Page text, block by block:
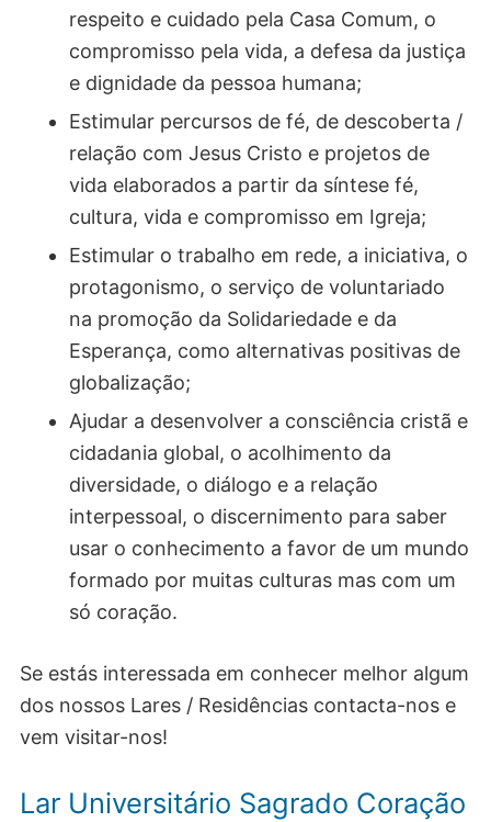
respeito e cuidado pela Casa Comum, o
compromisso pela vida, a defesa da justiça
e dignidade da pessoa humana;
Estimular percursos de fé, de descoberta /
relação com Jesus Cristo e projetos de
vida elaborados a partir da síntese fé,
cultura, vida e compromisso em Igreja;
Estimular o trabalho em rede, a iniciativa, o
protagonismo, o serviço de voluntariado
na promoção da Solidariedade e da
Esperança, como alternativas positivas de
globalização;
Ajudar a desenvolver a consciência cristã e
cidadania global, o acolhimento da
diversidade, o diálogo e a relação
interpessoal, o discernimento para saber
usar o conhecimento a favor de um mundo
formado por muitas culturas mas com um
só coração.
Se estás interessada em conhecer melhor algum
dos nossos Lares / Residências contacta-nos e
vem visitar-nos!
Lar Universitário Sagrado Coração